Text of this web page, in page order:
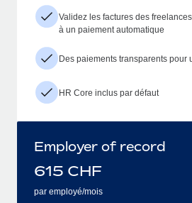
Validez les factures des
à un paiement automatique
Des paiements transparents pour
HR Core inclus par défaut
Employer of record
615 CHF
par employé/mois